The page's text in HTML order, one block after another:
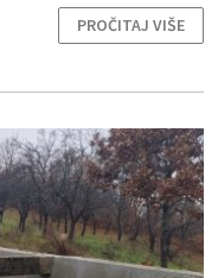
PROČITAJ VIŠE